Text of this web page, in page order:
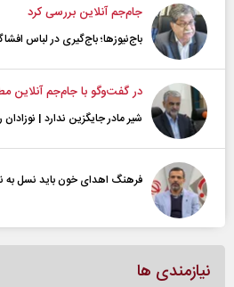
جام‌جم آنلاین بررسی کرد
باج‌نیوزها؛ باج‌گیری در لباس
در گفت‌و‌گو با جام‌جم آنلاین
شیر مادر جایگزین ندارد |
فرهنگ اهدای خون باید نسل به
نیازمندی ها